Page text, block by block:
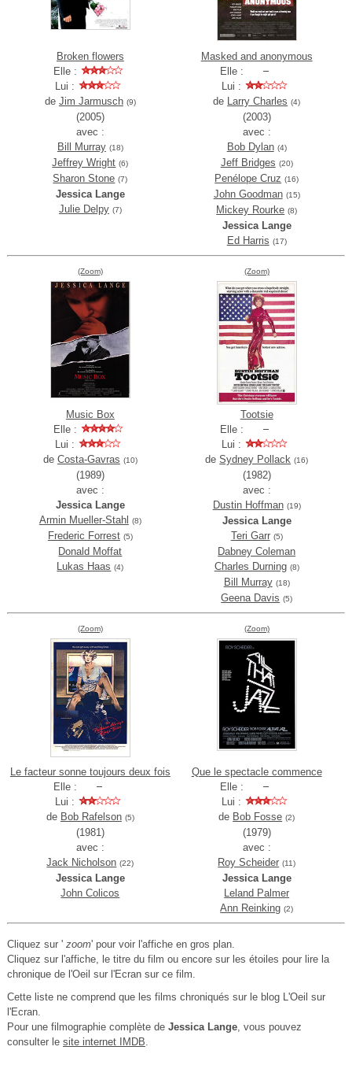
Broken flowers
Elle :
Lui :
de Jim Jarmusch (9)
(2005)
avec :
Bill Murray (18)
Jeffrey Wright (6)
Sharon Stone (7)
Jessica Lange
Julie Delpy (7)
Masked and anonymous
Elle :
Lui :
de Larry Charles (4)
(2003)
avec :
Bob Dylan (4)
Jeff Bridges (20)
Penélope Cruz (16)
John Goodman (15)
Mickey Rourke (8)
Jessica Lange
Ed Harris (17)
(Zoom)
Music Box
Elle :
Lui :
de Costa-Gavras (10)
(1989)
avec :
Jessica Lange
Armin Mueller-Stahl
(8)
Frederic Forrest (5)
Donald Moffat
Lukas Haas (4)
(Zoom)
Tootsie
Elle :
Lui :
deSydney Pollack (16)
(1982)
avec :
Dustin Hoffman (19)
Jessica Lange
Teri Garr (5)
Dabney Coleman
Charles Durning (8)
Bill Murray (18)
Geena Davis (5)
(Zoom)
Le facteur sonne toujours deux fois
Elle :
Lui :
de Bob Rafelson (5)
(1981)
avec :
Jack Nicholson (22)
Jessica Lange
John Colicos
(Zoom)
Que le spectacle commence
Elle :
Lui :
de Bob Fosse (2)
(1979)
avec :
Roy Scheider (11)
Jessica Lange
Leland Palmer
Ann Reinking (2)
Cliquez sur ' zoom' pour voir l'affiche en gros plan.
Cliquez sur l'affiche, le titre du film ou encore sur les étoiles pour lire la
chronique de l'Oeil sur l'Ecran sur ce film.
Cette liste ne comprend que les films chroniqués sur le blog L'Oeil sur
l'Ecran.
Pour une filmographie complète de Jessica Lange, vous pouvez
consulter le site internet IMDB.